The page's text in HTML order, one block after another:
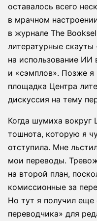
оставалось всего
в мрачном
в журнале The
литературные скауты
на использование ИИ
и «сэмплов». Позже я
площадка Центра
дискуссия на тему
Когда шумиха вокруг
тошнота, которую я
отступила. Мне
мои переводы.
на второй план,
комиссионные за
Но тут я получил
переводчика» для